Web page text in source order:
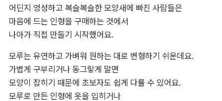
어딘지 엉성하고 복슬복슬한 모양새에 빠진 사람들은
마음에 드는 인형을 구매하는 것에서
나아가 직접 만들기 시작했어요.
모루는 유연하고 가벼워 원하는 대로 변형하기 쉬운데요.
가볍게 구부리거나 동그랗게 말면
모양이 잡히기 때문에 초보자도 쉽게 다룰 수 있어요.
모루로 만든 인형에 옷을 입히거나